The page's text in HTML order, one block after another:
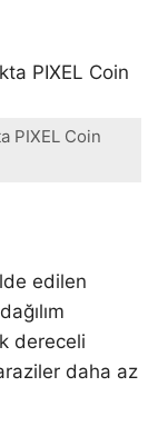
PIXEL Coin
edilen
dereceli
daha az